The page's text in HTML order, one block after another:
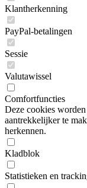
Klantherkenning
PayPal-betalingen
Sessie
Valutawissel
Comfortfuncties
Deze cookies
aantrekkelijker te
herkennen.
Kladblok
Statistieken en